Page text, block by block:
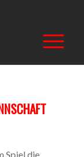
Spiel die